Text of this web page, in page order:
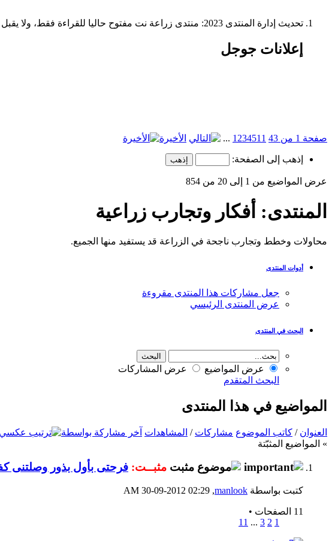
تحديث إدارة المنتدى 2023: منتدى زراعة نت مفتوح حاليا للقراءة فقط، ولا يقبل مشاركات جديدة. يمكنكم استخدام الشريط الظاهر أعلاه للبحث في كافة مواضيع المدوّنة والمنتدى.
إعلانات جوجل
صفحة 1 من 43 1234511
... الأخيرة
إذهب إلى الصفحة:
عرض المواضيع من 1 إلى 20 من 854
المنتدى: أفكار وتجارب زراعية
محاولات وخطط وتجارب ناجحة في الزراعة قد يستفيد منها الجميع.
أدوات المنتدى
جعل مشاركات هذا المنتدى مقروءة
عرض المنتدى الرئيسي
البحث في المنتدى
عرض المواضيع
عرض المشاركات
البحث المتقدم
المواضيع في هذا المنتدى
العنوان / كاتب الموضوع مشاركات / المشاهدات آخر مشاركة بواسطة
» المواضيع المثبّتة
مثبــت: فرحتى بأول بذور وصلتنى
كتبت بواسطة manlook
‏, 30-09-2012 02:29 AM
11 الصفحات
•
1
2
3
...
11